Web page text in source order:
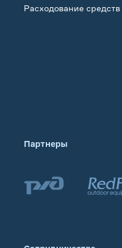
Расходование средств
Партнеры